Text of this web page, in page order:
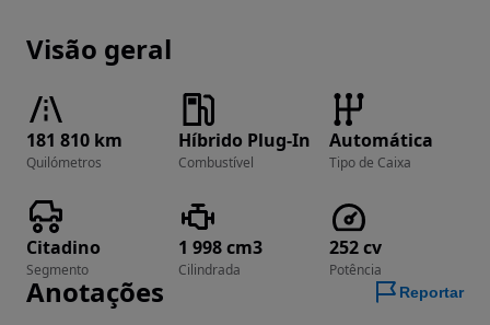
Visão geral
181 810 km
Quilómetros
Híbrido Plug-In
Combustível
Automática
Tipo de Caixa
Citadino
Segmento
1 998 cm3
Cilindrada
252 cv
Potência
Anotações Reportar